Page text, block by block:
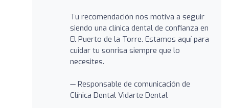
Tu recomendación nos motiva a seguir
siendo una clínica dental de confianza en
El Puerto de la Torre. Estamos aquí para
cuidar tu sonrisa siempre que lo
necesites.
— Responsable de comunicación de
Clínica Dental Vidarte Dental